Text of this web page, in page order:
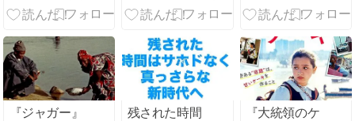
発」期間限定
デイ【解説・
こそ真のブラ
ン・ニュー・
デイ？】◎
『ジャガー』
残された時間
『大統領のケ